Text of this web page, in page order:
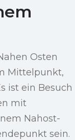
Osten
Mittelpunkt,
ist ein Besuch
mit
Nahost-
sein.